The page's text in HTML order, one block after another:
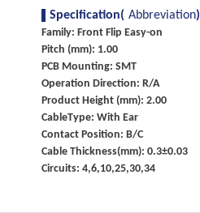
Specification( Abbreviation)
Family: Front Flip Easy-on
Pitch (mm): 1.00
PCB Mounting: SMT
Operation Direction: R/A
Product Height (mm): 2.00
CableType: With Ear
Contact Position: B/C
Cable Thickness(mm): 0.3±0.03
Circuits: 4,6,10,25,30,34